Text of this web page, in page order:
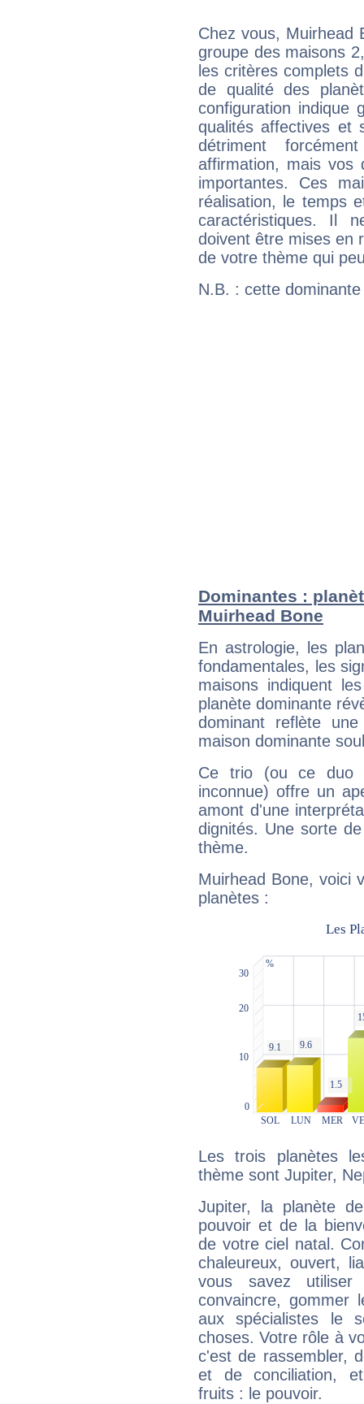
Chez vous, Muirhead
groupe des maisons
les critères complets
de qualité des
configuration indique
qualités affectives et
détriment
affirmation, mais
importantes. Ces
réalisation, le temps
caractéristiques. Il
doivent être mises en
de votre thème qui
N.B. : cette
Dominantes :
Muirhead Bone
En astrologie, les
fondamentales, les
maisons indiquent
planète dominante
dominant reflète
maison dominante
Ce trio (ou ce duo
inconnue) offre un
amont d'une
dignités. Une sorte
thème.
Muirhead Bone, voici
planètes :
Les trois planètes
thème sont Jupiter,
Jupiter, la planète
pouvoir et de la
de votre ciel natal.
chaleureux, ouvert,
vous savez
convaincre, gommer
aux spécialistes le
choses. Votre rôle à
c'est de rassembler,
et de conciliation,
fruits : le pouvoir.